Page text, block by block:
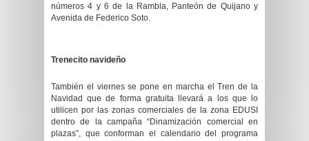
números 4 y 6 de la Rambla, Panteón de Quijano y
Avenida de Federico Soto.
Trenecito navideño
También el viernes se pone en marcha el Tren de la
Navidad que de forma gratuita llevará a los que lo
utilicen por las zonas comerciales de la zona EDUSI
dentro de la campaña “Dinamización comercial en
plazas”, que conforman el calendario del programa